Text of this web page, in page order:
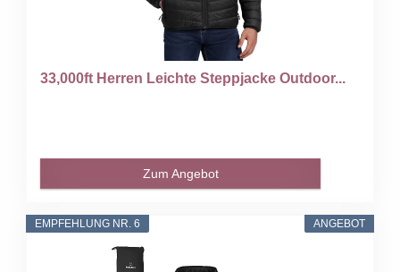
33,000ft Herren Leichte Steppjacke Outdoor...
Zum Angebot
ANGEBOT
EMPFEHLUNG NR. 6